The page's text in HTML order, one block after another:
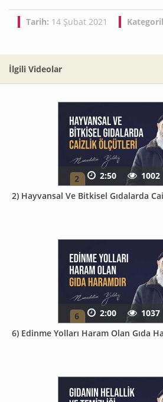
Tarih: 14 Şubat 2021
İlgili Videolar
2) Hayvansal Ve Bitkisel Gıdalarda
2:50 1002
6) Edinme Yolları Haram Olan Gıda
2:00 1037